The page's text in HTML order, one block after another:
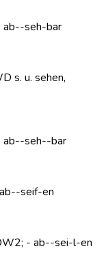
ab--seh-bar
s. u. sehen,
ab--seh--bar
seif-en
- ab--sei-l-en